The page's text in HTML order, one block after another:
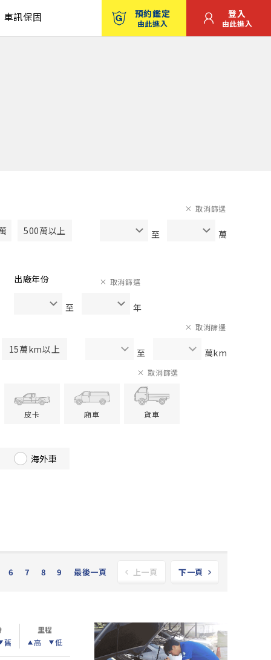
車訊保固 預約鑑定
由此進入
登入
由此進入
500萬以上 至 萬
取消篩選
出廠年份
至 年
取消篩選
15萬km以上 至 萬km
取消篩選
皮卡 廂車 貨車
取消篩選
海外車
6 7 8 9 最後一頁 上一頁 下一頁
舊
里程
高
低